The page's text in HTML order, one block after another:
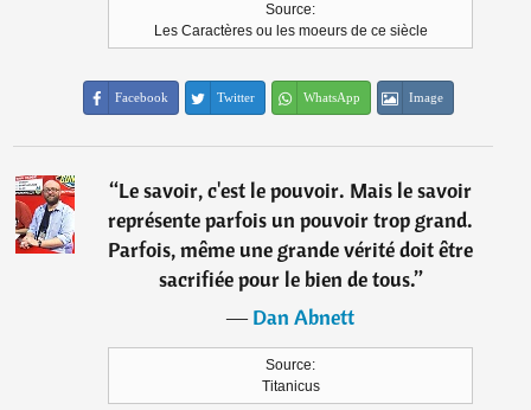
Source:
Les Caractères ou les moeurs de ce siècle
Facebook Twitter WhatsApp Image
“Le savoir, c'est le pouvoir. Mais le savoir
représente parfois un pouvoir trop grand.
Parfois, même une grande vérité doit être
sacrifiée pour le bien de tous.”
―Dan Abnett
Source:
Titanicus